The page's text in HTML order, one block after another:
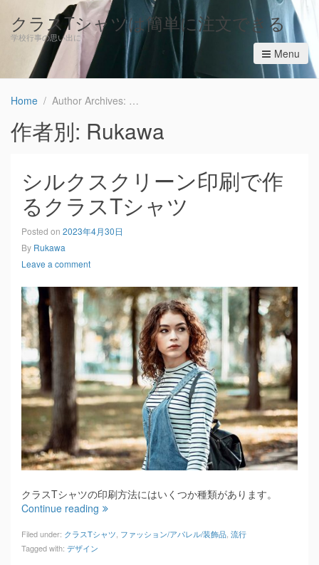
クラスTシャツは簡単に注文できる
学校行事の思い出に
Menu
Home Author Archives: Rukawa
作者別: Rukawa
シルクスクリーン印刷で作
るクラスTシャツ
Posted on 2023年4月30日
By Rukawa
Leave a comment
クラスTシャツの印刷方法にはいくつか種類があります。
Continue reading
Filed under: クラスTシャツ ファッション/アパレル/装飾品 流行
Tagged with: デザイン